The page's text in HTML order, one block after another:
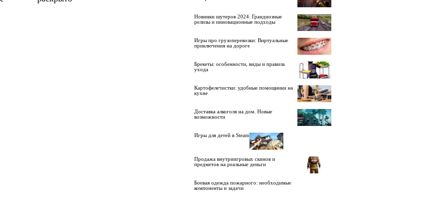
Новинки шутеров 2024: Грандиозные
релизы и инновационные подходы
Игры про грузоперевозки: Виртуальные
приключения на дороге
Брекеты: особенности, виды и правила
ухода
Картофелечистки: удобные помощники на
кухне
Доставка алкоголя на дом. Новые
возможности
Игры для детей в Steam
Продажа внутриигровых скинов и
предметов на реальные деньги
Боевая одежда пожарного: необходимые
компоненты и задачи